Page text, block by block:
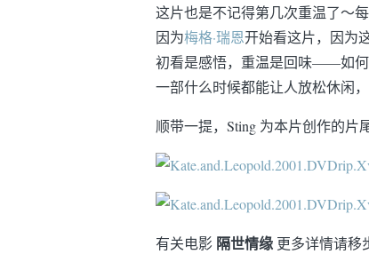
这片也是不记得第几次重温了～
因为梅格·瑞恩开始看这片，因为
初看是感悟，重温是回味——如何
一部什么时候都能让人放松休闲
顺带一提，Sting 为本片创作的
有关电影 隔世情缘 更多详情请移